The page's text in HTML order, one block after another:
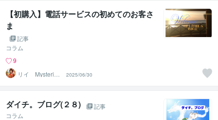
【初購入】電話サービスの初めてのお客さ
ま
記事
コラム
9
リイ Mysteriou
s W
2025/06/30
ダイチ。ブログ(２８)
記事
コラム